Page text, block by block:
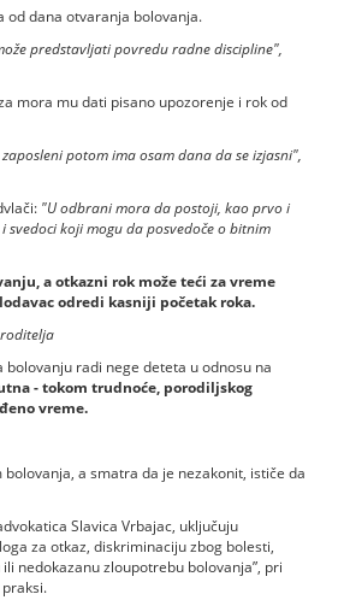
od dana otvaranja bolovanja.
predstavljati povredu radne discipline",
mora mu dati pisano upozorenje i rok od
potom ima osam dana da se izjasni",
"U odbrani mora da postoji, kao prvo i
koji mogu da posvedoče o bitnim
a otkazni rok može teći za vreme
odredi kasniji početak roka.
radi nege deteta u odnosu na
- tokom trudnoće, porodiljskog
vreme.
a smatra da je nezakonit, ističe da
Slavica Vrbajac, uključuju
za otkaz, diskriminaciju zbog bolesti,
nedokazanu zloupotrebu bolovanja”, pri